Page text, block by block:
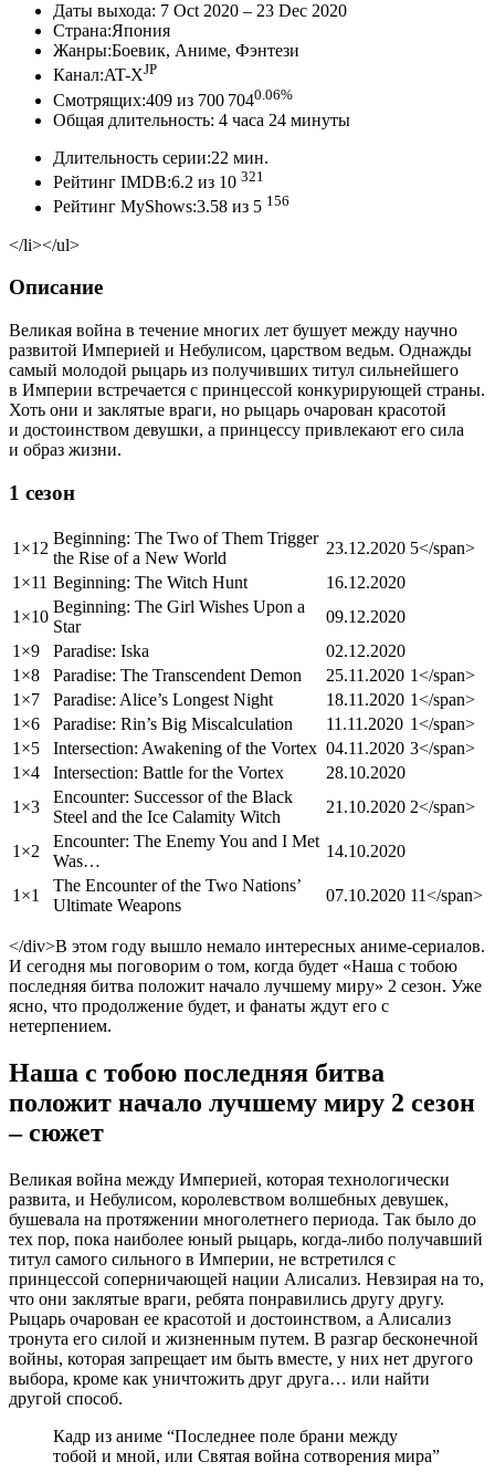
Даты выхода: 7 Oct 2020 – 23 Dec 2020
Страна:Япония
Жанры:Боевик, Аниме, Фэнтези
Канал:AT-XJP
Смотрящих:409 из 700 7040.06%
Общая длительность: 4 часа 24 минуты
Длительность серии:22 мин.
Рейтинг IMDB:6.2 из 10 321
Рейтинг MyShows:3.58 из 5 156
</li></ul>
Описание
Великая война в течение многих лет бушует между научно
развитой Империей и Небулисом, царством ведьм. Однажды
самый молодой рыцарь из получивших титул сильнейшего
в Империи встречается с принцессой конкурирующей страны.
Хоть они и заклятые враги, но рыцарь очарован красотой
и достоинством девушки, а принцессу привлекают его сила
и образ жизни.
1 сезон
1×12
Beginning: The Two of Them Trigger
the Rise of a New World
23.12.2020 5</span>
1×11 Beginning: The Witch Hunt
16.12.2020
1×10
Beginning: The Girl Wishes Upon a
Star
09.12.2020
1×9
Paradise: Iska
02.12.2020
1×8
Paradise: The Transcendent Demon 25.11.2020 1</span>
1×7
Paradise: Alice’s Longest Night 18.11.2020 1</span>
1×6
Paradise: Rin’s Big Miscalculation 11.11.2020 1</span>
1×5
Intersection: Awakening of the Vortex 04.11.2020 3</span>
1×4
Intersection: Battle for the Vortex
28.10.2020
1×3
Encounter: Successor of the Black
Steel and the Ice Calamity Witch
21.10.2020 2</span>
1×2
Encounter: The Enemy You and I Met
Was…
14.10.2020
1×1
The Encounter of the Two Nations’
Ultimate Weapons
07.10.2020 11</span>
</div>В этом году вышло немало интересных аниме-сериалов.
И сегодня мы поговорим о том, когда будет «Наша с тобою
последняя битва положит начало лучшему миру» 2 сезон. Уже
ясно, что продолжение будет, и фанаты ждут его с
нетерпением.
Наша с тобою последняя битва
положит начало лучшему миру 2 сезон
– сюжет
Великая война между Империей, которая технологически
развита, и Небулисом, королевством волшебных девушек,
бушевала на протяжении многолетнего периода. Так было до
тех пор, пока наиболее юный рыцарь, когда-либо получавший
титул самого сильного в Империи, не встретился с
принцессой соперничающей нации Алисализ. Невзирая на то,
что они заклятые враги, ребята понравились другу другу.
Рыцарь очарован ее красотой и достоинством, а Алисализ
тронута его силой и жизненным путем. В разгар бесконечной
войны, которая запрещает им быть вместе, у них нет другого
выбора, кроме как уничтожить друг друга… или найти
другой способ.
Кадр из аниме “Последнее поле брани между
тобой и мной, или Святая война сотворения мира”